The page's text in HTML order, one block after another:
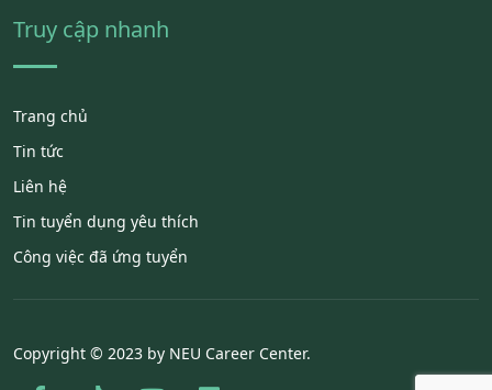
Truy cập nhanh
Trang chủ
Tin tức
Liên hệ
Tin tuyển dụng yêu thích
Công việc đã ứng tuyển
Copyright © 2023 by NEU Career Center.